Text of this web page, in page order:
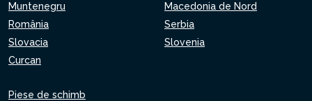
Muntenegru
Macedonia de Nord
România
Serbia
Slovacia
Slovenia
Curcan
Piese de schimb